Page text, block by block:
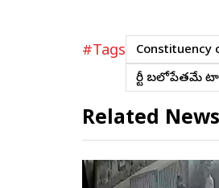
#Tags Constituency
పార్టీ బలోపేతమే
Related News